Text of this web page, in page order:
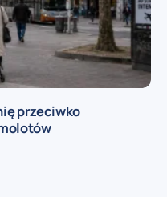
przeciwko